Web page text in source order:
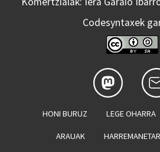
Codesyntaxek
HONI BURUZ LEGE OHARRA
ARAUAK